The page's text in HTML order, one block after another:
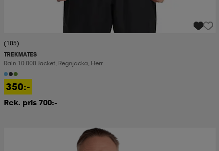
(105)
TREKMATES
Rain 10 000 Jacket, Regnjacka, Herr
350:-
Rek. pris 700:-